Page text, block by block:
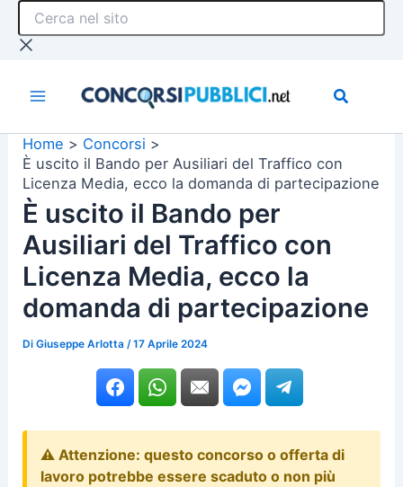
Cerca
sito
Home
Concorsi
È uscito il Bando per Ausiliari del Traffico con
Licenza Media, ecco la domanda di partecipazione
È uscito il Bando per
Ausiliari del Traffico con
Licenza Media, ecco la
domanda di partecipazione
DiGiuseppe Arlotta /17 Aprile 2024
⚠️ Attenzione: questo concorso o offerta di
lavoro potrebbe essere scaduto o non più